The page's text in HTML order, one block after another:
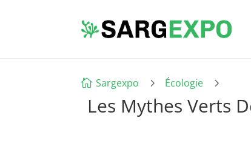
 Sargexpo 5 Écologie 5
Les Mythes Verts